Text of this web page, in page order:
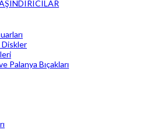
Diskler
Palanya Bıçakları